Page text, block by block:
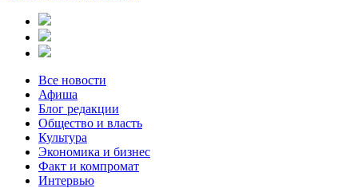
Все новости
Афиша
Блог редакции
Общество и власть
Культура
Экономика и бизнес
Факт и компромат
Интервью